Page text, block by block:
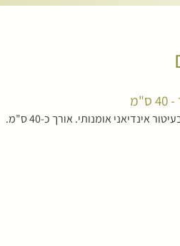
אינדיאני אומנותי. אורך כ-40 ס"מ.